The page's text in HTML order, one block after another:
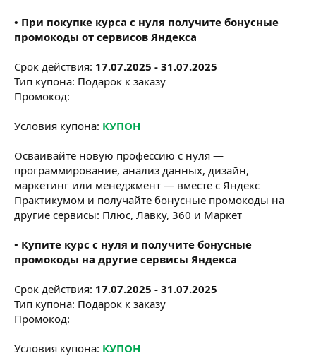
• При покупке курса с нуля получите бонусные
промокоды от сервисов Яндекса
Срок действия: 17.07.2025 - 31.07.2025
Тип купона: Подарок к заказу
Промокод:
Условия купона: КУПОН
Осваивайте новую профессию с нуля —
программирование, анализ данных, дизайн,
маркетинг или менеджмент — вместе с Яндекс
Практикумом и получайте бонусные промокоды на
другие сервисы: Плюс, Лавку, 360 и Маркет
• Купите курс с нуля и получите бонусные
промокоды на другие сервисы Яндекса
Срок действия: 17.07.2025 - 31.07.2025
Тип купона: Подарок к заказу
Промокод:
Условия купона: КУПОН